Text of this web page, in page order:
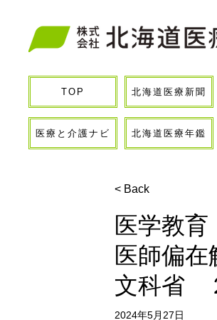
TOP 北海道医療新聞
医療と介護ナビ 北海道医療年鑑
< Back
医学教
医師偏
文科省
2024年5月27日